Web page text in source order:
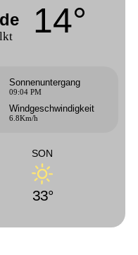
14°
Sonnenuntergang
09:04 PM
Windgeschwindigkeit
6.8Km/h
SON
33°